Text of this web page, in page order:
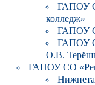
ГАПОУ
колледж»
ГАПОУ
ГАПОУ
О.В.
ГАПОУ СО